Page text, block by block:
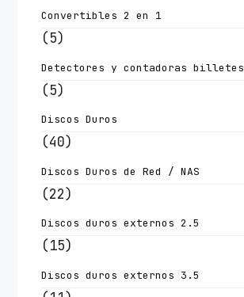
Convertibles 2 en 1
(5)
Detectores y contadoras billetes
(5)
Discos Duros
(40)
Discos Duros de Red / NAS
(22)
Discos duros externos 2.5
(15)
Discos duros externos 3.5